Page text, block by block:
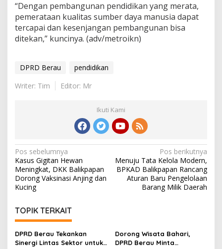
“Dengan pembangunan pendidikan yang merata,
pemerataan kualitas sumber daya manusia dapat
tercapai dan kesenjangan pembangunan bisa
ditekan,” kuncinya. (adv/metroikn)
DPRD Berau
pendidikan
Writer: Tim
Editor: Mr
Ikuti Kami
Navigasi
pos
Pos sebelumnya
Kasus Gigitan Hewan
Meningkat, DKK Balikpapan
Dorong Vaksinasi Anjing dan
Kucing
Pos berikutnya
Menuju Tata Kelola Modern,
BPKAD Balikpapan Rancang
Aturan Baru Pengelolaan
Barang Milik Daerah
TOPIK TERKAIT
DPRD Berau Tekankan
Sinergi Lintas Sektor untuk
Dorong Wisata Bahari,
DPRD Berau Minta